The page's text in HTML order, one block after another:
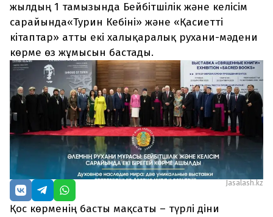
Редакциямен байланыс
+7 708 604 51 06
Жарнама бөлімі
+7 701 220 64 52
Пошта
zhasalash100@gmail.com
жылдың 1 тамызында Бейбітшілік және келісім
сарайында«Турин Кебіні» және «Қасиетті
кітаптар» атты екі халықаралық рухани-мәдени
көрме өз жұмысын бастады.
Jasalash.kz
Қос көрменің басты мақсаты – түрлі діни